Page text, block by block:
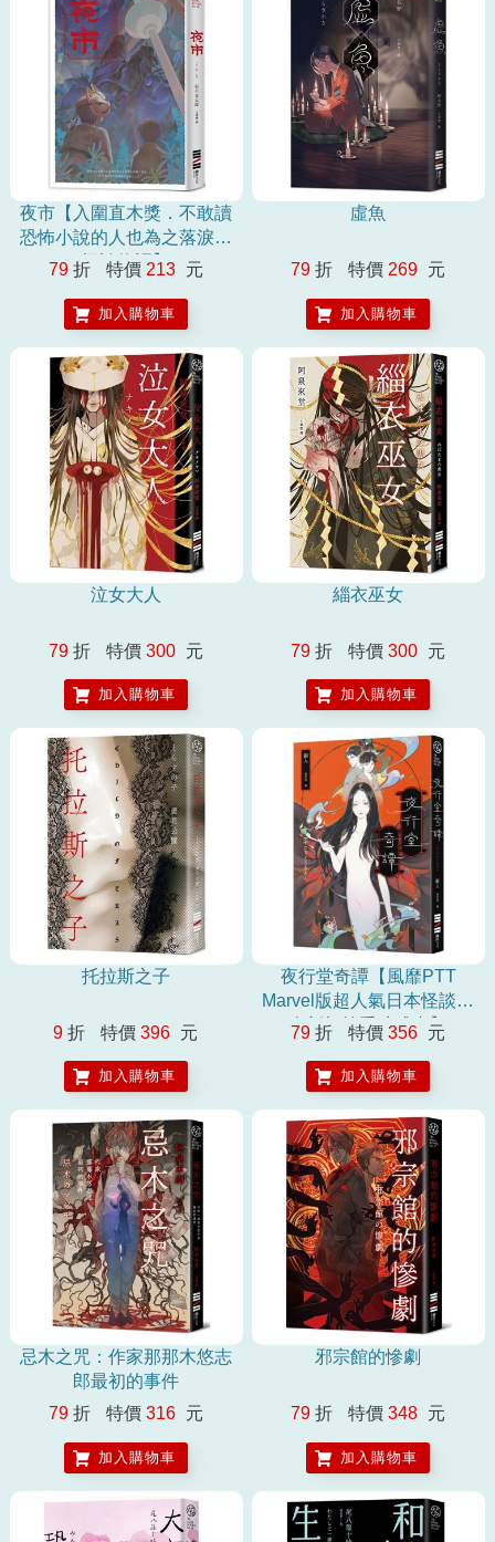
夜市【入圍直木獎．不敢讀
恐怖小說的人也為之落淚的
怪談物語】
79 折 特價 213 元
加入購物車
虛魚
79 折 特價 269 元
加入購物車
泣女大人
79 折 特價 300 元
加入購物車
緇衣巫女
79 折 特價 300 元
加入購物車
托拉斯之子
9 折 特價 396 元
加入購物車
夜行堂奇譚【風靡PTT
Marvel版超人氣日本怪談，
全新加筆重磅成書】
79 折 特價 356 元
加入購物車
忌木之咒：作家那那木悠志
郎最初的事件
79 折 特價 316 元
加入購物車
邪宗館的慘劇
79 折 特價 348 元
加入購物車